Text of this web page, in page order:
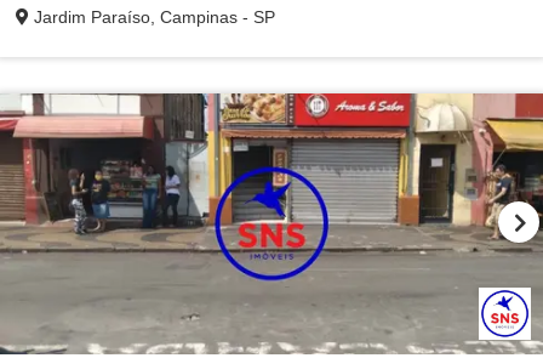
Jardim Paraíso, Campinas - SP